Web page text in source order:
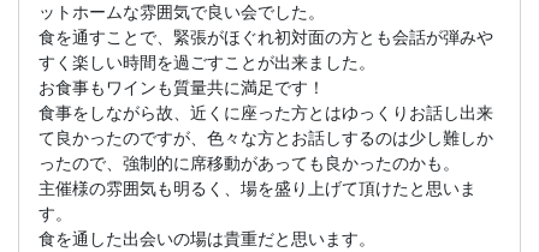
ットホームな雰囲気で良い会でした。
食を通すことで、緊張がほぐれ初対面の方とも会話が弾みや
すく楽しい時間を過ごすことが出来ました。
お食事もワインも質量共に満足です！
食事をしながら故、近くに座った方とはゆっくりお話し出来
て良かったのですが、色々な方とお話しするのは少し難しか
ったので、強制的に席移動があっても良かったのかも。
主催様の雰囲気も明るく、場を盛り上げて頂けたと思いま
す。
食を通した出会いの場は貴重だと思います。